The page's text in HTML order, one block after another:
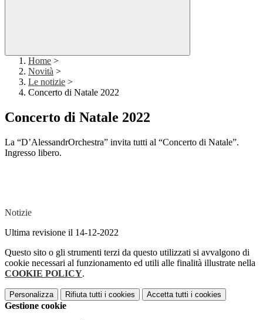
Home >
Novità >
Le notizie >
Concerto di Natale 2022
Concerto di Natale 2022
La “D’AlessandrOrchestra” invita tutti al “Concerto di Natale”.
Ingresso libero.
Notizie
Ultima revisione il 14-12-2022
Questo sito o gli strumenti terzi da questo utilizzati si avvalgono di
cookie necessari al funzionamento ed utili alle finalità illustrate nella
COOKIE POLICY.
Personalizza Rifiuta tutti i cookies Accetta tutti i cookies
Gestione cookie